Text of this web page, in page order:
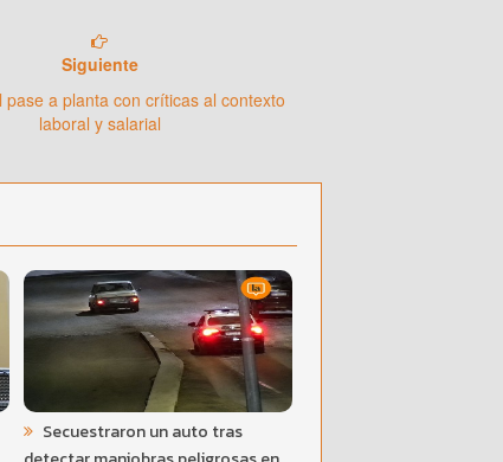
Siguiente
pase a planta con críticas al contexto
laboral y salarial
Secuestraron un auto tras